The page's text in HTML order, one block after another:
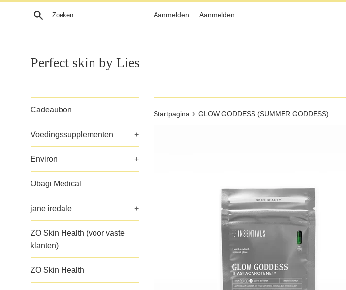
Meteen
Zoeken Aanmelden Aanmelden
Perfect skin by Lies
Cadeaubon
Voedingssupplementen +
Environ +
Obagi Medical
jane iredale +
ZO Skin Health (voor vaste
klanten)
ZO Skin Health
Startpagina › GLOW GODDESS (SUMMER GODDESS)